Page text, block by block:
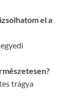
el a
trágya